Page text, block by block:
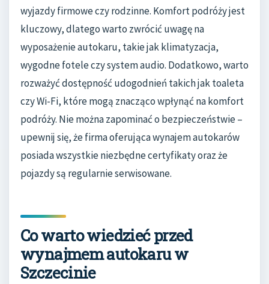
wyjazdy firmowe czy rodzinne. Komfort podróży jest
kluczowy, dlatego warto zwrócić uwagę na
wyposażenie autokaru, takie jak klimatyzacja,
wygodne fotele czy system audio. Dodatkowo, warto
rozważyć dostępność udogodnień takich jak toaleta
czy Wi-Fi, które mogą znacząco wpłynąć na komfort
podróży. Nie można zapominać o bezpieczeństwie –
upewnij się, że firma oferująca wynajem autokarów
posiada wszystkie niezbędne certyfikaty oraz że
pojazdy są regularnie serwisowane.
Co warto wiedzieć przed
wynajmem autokaru w
Szczecinie